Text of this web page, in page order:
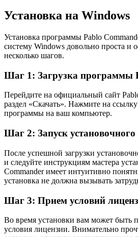
Установка на Windows
Установка программы Pablo
систему Windows довольно проста и
несколько шагов.
Шаг 1: Загрузка программы
Перейдите на официальный сайт
раздел «Скачать». Нажмите на ссылку
программы на ваш компьютер.
Шаг 2: Запуск
После успешной загрузки
и следуйте инструкциям мастера
Commander имеет интуитивно
установка не должна вызывать
Шаг 3: Прием условий
Во время установки вам может быть
условия лицензии. Внимательно